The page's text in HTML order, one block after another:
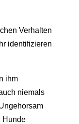
Verhalten
identifizieren
ihm
niemals
Hunde